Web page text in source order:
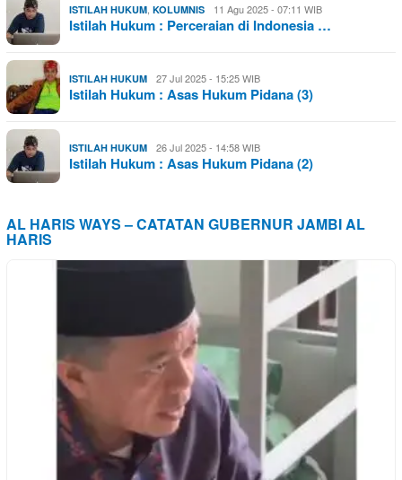
ISTILAH HUKUM KOLUMNIS 11 Agu 2025 - 07:11 WIB
Istilah Hukum : Perceraian di Indonesia …
ISTILAH HUKUM 27 Jul 2025 - 15:25 WIB
Istilah Hukum : Asas Hukum Pidana (3)
ISTILAH HUKUM 26 Jul 2025 - 14:58 WIB
Istilah Hukum : Asas Hukum Pidana (2)
AL HARIS WAYS – CATATAN GUBERNUR JAMBI AL
HARIS